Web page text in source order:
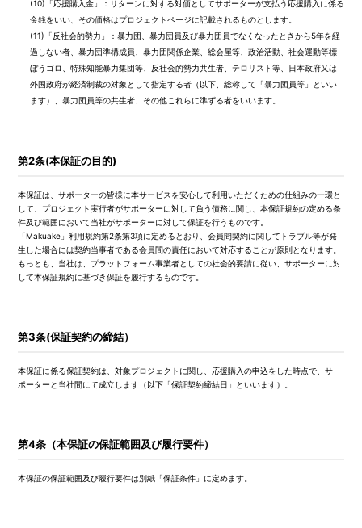
(10) 「応援購入金」：リターンに対する対価としてサポーターが支払う応援購入に係る
金銭をいい、その価格はプロジェクトページに記載されるものとします。
(11) 「反社会的勢力」：暴力団、暴力団員及び暴力団員でなくなったときから5年を経
過しない者、暴力団準構成員、暴力団関係企業、総会屋等、政治活動、社会運動等標
ぼうゴロ、特殊知能暴力集団等、反社会的勢力共生者、テロリスト等、日本政府又は
外国政府が経済制裁の対象として指定する者（以下、総称して「暴力団員等」といい
ます）、暴力団員等の共生者、その他これらに準ずる者をいいます。
第2条(本保証の目的)
本保証は、サポーターの皆様に本サービスを安心して利用いただくための仕組みの一環と
して、プロジェクト実行者がサポーターに対して負う債務に関し、本保証規約の定める条
件及び範囲において当社がサポーターに対して保証を行うものです。
「Makuake」利用規約第2条第3項に定めるとおり、会員間契約に関してトラブル等が発
生した場合には契約当事者である会員間の責任において対応することが原則となります。
もっとも、当社は、プラットフォーム事業者としての社会的要請に従い、サポーターに対
して本保証規約に基づき保証を履行するものです。
第3条(保証契約の締結）
本保証に係る保証契約は、対象プロジェクトに関し、応援購入の申込をした時点で、サ
ポーターと当社間にて成立します（以下「保証契約締結日」といいます）。
第4条（本保証の保証範囲及び履行要件）
本保証の保証範囲及び履行要件は別紙「保証条件」に定めます。